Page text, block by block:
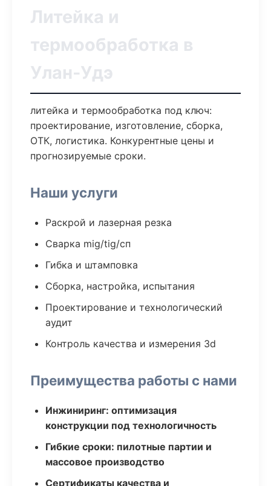
Литейка и
термообработка в
Улан-Удэ
литейка и термообработка под ключ:
проектирование, изготовление, сборка,
ОТК, логистика. Конкурентные цены и
прогнозируемые сроки.
Наши услуги
Раскрой и лазерная резка
Сварка mig/tig/сп
Гибка и штамповка
Сборка, настройка, испытания
Проектирование и технологический
аудит
Контроль качества и измерения 3d
Преимущества работы с нами
Инжиниринг: оптимизация
конструкции под технологичность
Гибкие сроки: пилотные партии и
массовое производство
Сертификаты качества и